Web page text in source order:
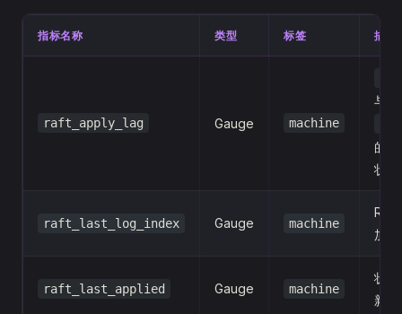
指标名称 类型 标签 描述
raft_apply_lag Gauge machine
与
的
状
raft_last_log_index Gauge machine
Raft
加
raft_last_applied Gauge machine
状
新